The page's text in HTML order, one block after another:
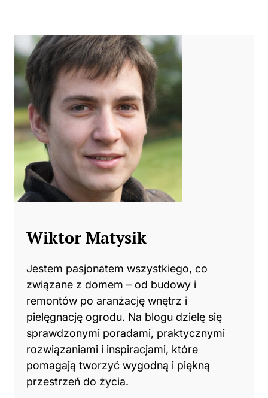
Wiktor Matysik
Jestem pasjonatem wszystkiego, co
związane z domem – od budowy i
remontów po aranżację wnętrz i
pielęgnację ogrodu. Na blogu dzielę się
sprawdzonymi poradami, praktycznymi
rozwiązaniami i inspiracjami, które
pomagają tworzyć wygodną i piękną
przestrzeń do życia.